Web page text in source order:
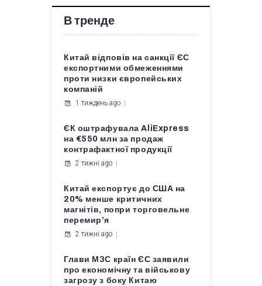
В тренде
Китай відповів на санкції ЄС
експортними обмеженнями
проти низки європейських
компаній
1 тиждень ago
ЄК оштрафувала AliExpress
на €550 млн за продаж
контрафактної продукції
2 тижні ago
Китай експортує до США на
20% менше критичних
магнітів, попри торговельне
перемир’я
2 тижні ago
Глави МЗС країн ЄС заявили
про економічну та військову
загрозу з боку Китаю